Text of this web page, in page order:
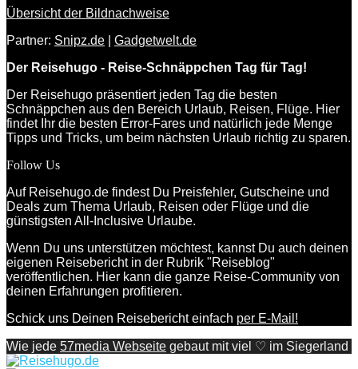
Übersicht der Bildnachweise
Partner: Snipz.de
Gadgetwelt.de
Der Reisehugo - Reise-Schnäppchen Tag für Tag!
Der Reisehugo präsentiert jeden Tag die besten
Schnäppchen aus den Bereich Urlaub, Reisen, Flüge. Hier
findet Ihr die besten Error-Fares und natürlich jede Menge
Tipps und Tricks, um beim nächsten Urlaub richtig zu sparen.
Follow Us
Auf Reisehugo.de findest Du Preisfehler, Gutscheine und
Deals zum Thema Urlaub, Reisen oder Flüge und die
günstigsten All-Inclusive Urlaube.
Wenn Du uns unterstützen möchtest, kannst Du auch deinen
eigenen Reisebericht in der Rubrik "Reiseblog"
veröffentlichen. Hier kann die ganze Reise-Community von
deinen Erfahrungen profitieren.
Schick uns Deinen Reisebericht einfach per E-Mail!
Wie jede 57media Webseite gebaut mit viel ♡ im Siegerland